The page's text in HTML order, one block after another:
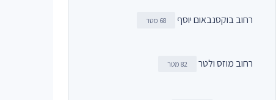
רחוב בוקסנבאום יוסף 68 מטר
רחוב מוזס ולטר 82 מטר